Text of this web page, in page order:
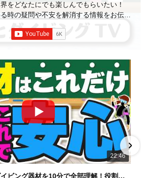
をどなたにでも楽しんでもらいたい！
時の疑問や不安を解消する情報をお伝え
スキューバダイビングスクール。 PADI
ライセンス認定実績。 常駐のプロイン
ほど。 【初心者からプロレベルま
イブ開催数は1,000本を超え、初心者の
るような初心者向けツアーを毎週開催
ンダイビング大賞
「講習が上手なダ
」部門
「教え方がうまいインストラク
内ダイビングサービス伊豆半島エリア」
ビングガイド伊豆半島エリア」部門 4冠
店 神奈川県 藤沢市 南藤沢10-4
22:46
【初心者必見】ダイビング器材を10分で全部理解！役割・使い方をやさしく解説